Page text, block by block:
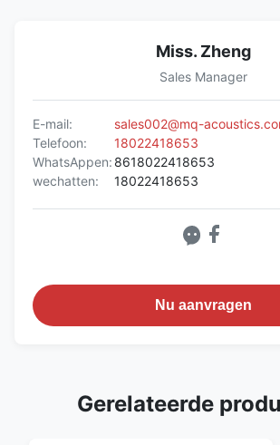
Miss. Zheng
Sales Manager
E-mail:
sales002@mq-
Telefoon:
18022418653
WhatsAppen: 8618022418653
wechatten:
18022418653
Nu aanvragen
Gerelateerde